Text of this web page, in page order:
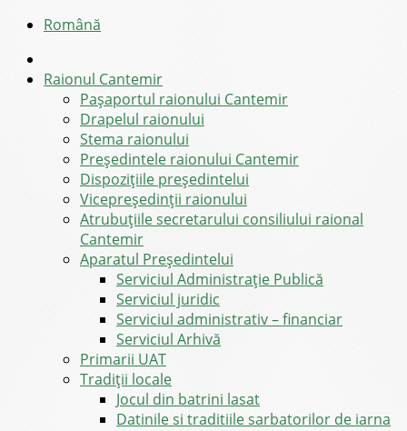
Română
Raionul Cantemir
Pașaportul raionului Cantemir
Drapelul raionului
Stema raionului
Preşedintele raionului Cantemir
Dispozițiile președintelui
Vicepreşedinţii raionului
Atrubuțiile secretarului consiliului raional
Cantemir
Aparatul Preşedintelui
Serviciul Administraţie Publică
Serviciul juridic
Serviciul administrativ – financiar
Serviciul Arhivă
Primarii UAT
Tradiții locale
Jocul din batrini lasat
Datinile si traditiile sarbatorilor de iarna